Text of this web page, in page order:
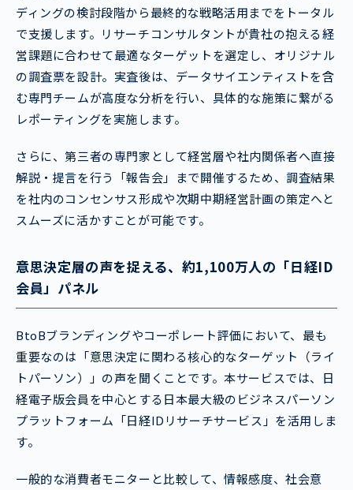
ディングの検討段階から最終的な戦略活用までをトータル
で支援します。リサーチコンサルタントが貴社の抱える経
営課題に合わせて最適なターゲットを選定し、オリジナル
の調査票を設計。実査後は、データサイエンティストを含
む専門チームが高度な分析を行い、具体的な施策に繋がる
レポーティングを実施します。
さらに、第三者の専門家として経営層や社内関係者へ直接
解説・提言を行う「報告会」まで開催するため、調査結果
を社内のコンセンサス形成や次期中期経営計画の策定へと
スムーズに活かすことが可能です。
意思決定層の声を捉える、約1,100万人の「日経ID
会員」パネル
BtoBブランディングやコーポレート評価において、最も
重要なのは「意思決定に関わる核心的なターゲット（ライ
トパーソン）」の声を聞くことです。本サービスでは、日
経電子版会員を中心とする日本最大級のビジネスパーソン
プラットフォーム「日経IDリサーチサービス」を活用しま
す。
一般的な消費者モニターと比較して、情報感度、社会意